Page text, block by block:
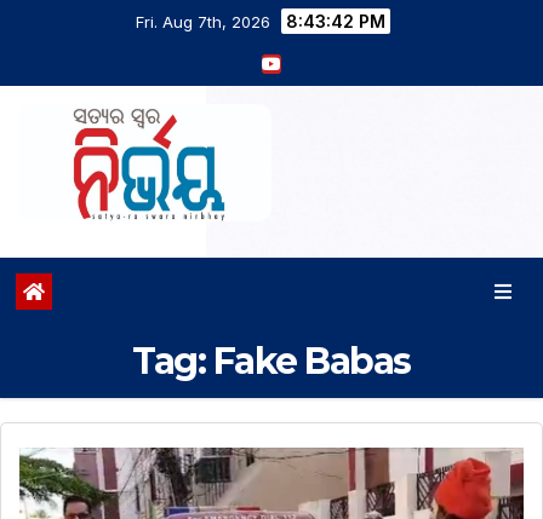
Fri. Aug 7th, 2026 8:43:42 PM
Tag: Fake Babas